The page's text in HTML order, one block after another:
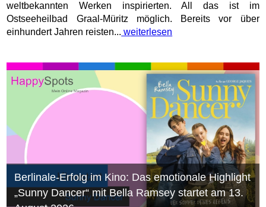
weltbekannten Werken inspirierten. All das ist im
Ostseeheilbad Graal-Müritz möglich. Bereits vor über
einhundert Jahren reisten... weiterlesen
Berlinale-Erfolg im Kino: Das emotionale Highlight
„Sunny Dancer“ mit Bella Ramsey startet am 13.